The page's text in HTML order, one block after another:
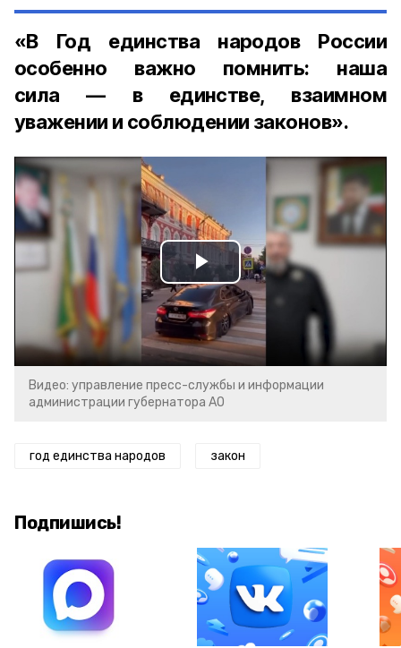
«В Год единства народов России
особенно важно помнить: наша
сила — в единстве, взаимном
уважении и соблюдении законов».
Play
Video
Видео: управление пресс-службы и информации
администрации губернатора АО
год единства народов закон
Подпишись!